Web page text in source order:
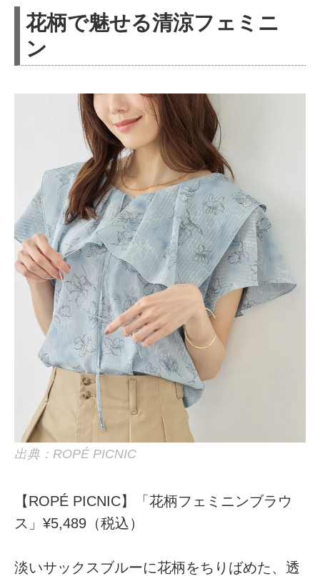
花柄で魅せる清涼フェミニ
ン
出典：ROPÉ PICNIC
【ROPÉ PICNIC】「花柄フェミニンブラウ
ス」¥5,489（税込）
淡いサックスブルーに花柄をちりばめた、透